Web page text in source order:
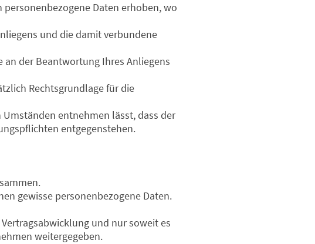
Daten erhoben, wo
und die damit verbundene
an der Beantwortung Ihres Anliegens
Rechtsgrundlage für die
entnehmen lässt, dass der
entgegenstehen.
gewisse personenbezogene Daten.
und nur soweit es
weitergegeben.